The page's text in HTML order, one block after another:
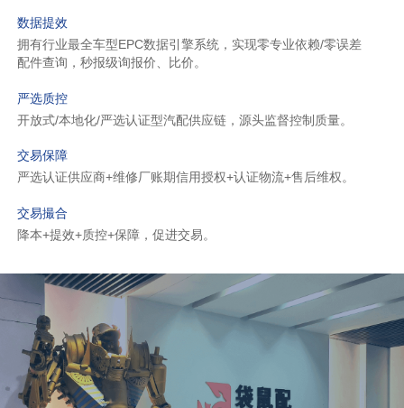
数据提效
拥有行业最全车型EPC数据引擎系统，实现零专业依赖/零误差
配件查询，秒报级询报价、比价。
严选质控
开放式/本地化/严选认证型汽配供应链，源头监督控制质量。
交易保障
严选认证供应商+维修厂账期信用授权+认证物流+售后维权。
交易撮合
降本+提效+质控+保障，促进交易。